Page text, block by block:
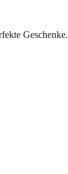
Geschenke.